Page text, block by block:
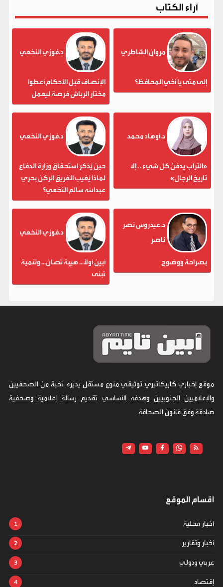
آراء الكتاب
مروان الشاطري
إلى متى يا أخي المحافظ؟
د.فوزي النخعي
الإنصاف قبل الأحكام أعطوا
مختار الرباش فرصة ليعمل
د.أوهاد محمد
«التراب يدفن كل شيء . . إلا
تاريخ الرجال»
د.فوزي النخعي
حين يُذكر استحقاق وزارة الدفاع
لماذا يُغيب الفريق الركن بحري
عبدالله سالم النخعي؟
د.عيدروس نصر
ناصر
بصراحة ووضوح
د.فوزي النخعي
أبين أولاً... هيبة تُصان... وتنمية
تُبنى
موقع إخباري كاريكاتيري توثيقي منوع مستقل يديره نخبة من الصحفيين
والإعلاميين الجنوبيين وهدفه الأساسي تقديم رسالة إعلامية وصحفية
صادقة وفق قانون الصحافة
اقسام الموقع
أخبار محلية
أخبار وتقارير
عربي ودولي
إقتصاد